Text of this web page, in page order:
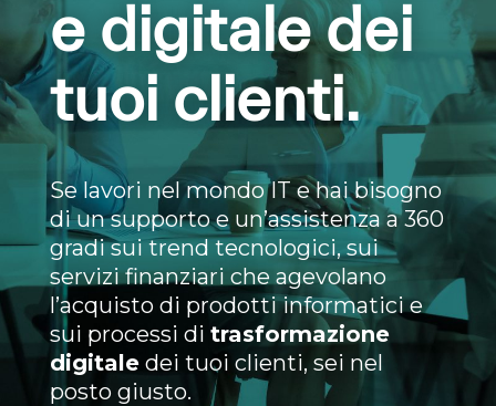
e digitale dei
tuoi clienti.
Se lavori nel mondo IT e hai bisogno
di un supporto e un’assistenza a 360
gradi sui trend tecnologici, sui
servizi finanziari che agevolano
l’acquisto di prodotti informatici e
sui processi di trasformazione
digitaledei tuoi clienti, sei nel
posto giusto.